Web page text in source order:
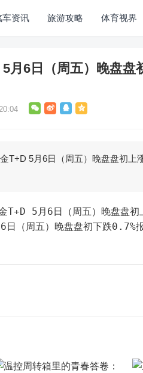
车资讯 旅游攻略 体育视界
月6日（周五）晚盘盘
T+D 5月6日（周五）晚盘盘初上
日（周五）晚盘盘初下跌0.7%